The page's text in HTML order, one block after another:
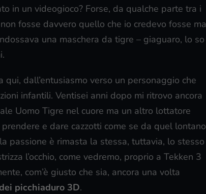
in un videogioco? Forse, da qualche parte tra i
fosse davvero quello che io credevo fosse ma
una maschera da tigre – giaguaro, lo so
dall’entusiasmo verso un personaggio che
infantili. Ventisei anni dopo mi ritrovo ancora
Uomo Tigre nel cuore ma un altro lottatore
e dare cazzotti come se da quel lontano
passione è rimasta la stessa, tuttavia, lo stesso
l’occhio, come vedremo, proprio a Tekken 3
com’è giusto che sia, ancora una volta
picchiaduro 3D.